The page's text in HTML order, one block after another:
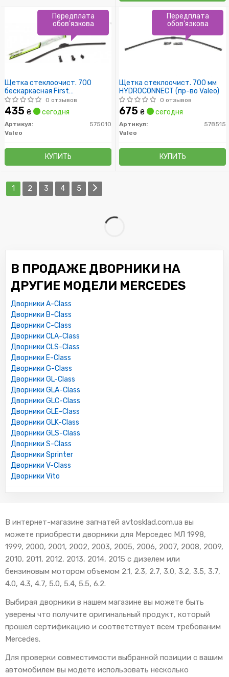
Щетка стеклоочист. 700
бескаркасная First
Multiconnection (пр-во Valeo)
0 отзывов
435 ₴ сегодня
Артикул:
575010
Valeo
КУПИТЬ
Передплата
обов'язкова
Щетка стеклоочист. 700 мм
HYDROCONNECT (пр-во Valeo)
0 отзывов
675 ₴ сегодня
Артикул:
578515
Valeo
КУПИТЬ
Передплата
обов'язкова
1 2 3 4 5
В ПРОДАЖЕ ДВОРНИКИ НА
ДРУГИЕ МОДЕЛИ MERCEDES
Дворники A-Class
Дворники B-Class
Дворники C-Class
Дворники CLA-Class
Дворники CLS-Class
Дворники E-Class
Дворники G-Class
Дворники GL-Class
Дворники GLA-Class
Дворники GLC-Class
Дворники GLE-Class
Дворники GLK-Class
Дворники GLS-Class
Дворники S-Class
Дворники Sprinter
Дворники V-Class
Дворники Vito
В интернет-магазине запчатей avtosklad.com.ua вы
можете приобрести дворники для Мерседес МЛ 1998,
1999, 2000, 2001, 2002, 2003, 2005, 2006, 2007, 2008, 2009,
2010, 2011, 2012, 2013, 2014, 2015 с дизелем или
бензиновым мотором объемом 2.1, 2.3, 2.7, 3.0, 3.2, 3.5, 3.7,
4.0, 4.3, 4.7, 5.0, 5.4, 5.5, 6.2.
Выбирая дворники в нашем магазине вы можете быть
уверены что получите оригинальный продукт, который
прошел сертификацию и соответствует всем требованим
Mercedes.
Для проверки совместимости выбранной позиции с вашим
автомобилем вы модете использовать несколько